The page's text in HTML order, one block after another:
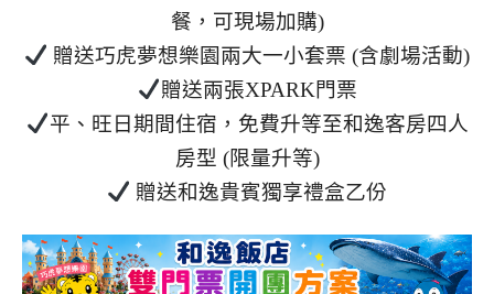
餐，可現場加購)
贈送巧虎夢想樂園兩大一小套票 (含劇場活動)
贈送兩張XPARK門票
平、旺日期間住宿，免費升等至和逸客房四人
房型 (限量升等)
贈送和逸貴賓獨享禮盒乙份